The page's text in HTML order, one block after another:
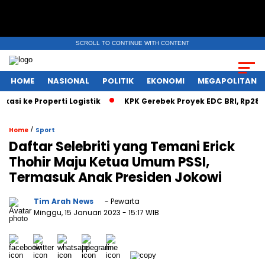
SCROLL TO CONTINUE WITH CONTENT
HOME NASIONAL POLITIK EKONOMI MEGAPOLITAN
ke Properti Logistik KPK Gerebek Proyek EDC BRI, Rp28
Home / Sport
Daftar Selebriti yang Temani Erick
Thohir Maju Ketua Umum PSSI,
Termasuk Anak Presiden Jokowi
Tim Arah News
- Pewarta
Minggu, 15 Januari 2023 - 15:17 WIB